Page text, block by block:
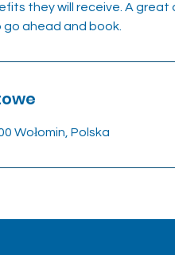
they will receive. A
go ahead and book.
Wołomin, Polska